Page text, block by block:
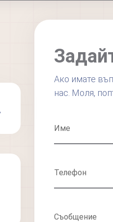
Ако имате
нас. Моля,
Име
Телефон
Съобщение